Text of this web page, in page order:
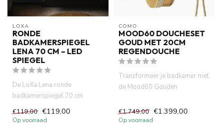
LOXA
RONDE
BADKAMERSPIEGEL
LENA 70 CM – LED
SPIEGEL
De LoXa Lena ronde
badkamerspiegel 70 cm
combineert een elegant design
met dimba...
€119,00 €119,00
Op voorraad
COMO
MOOD60 DOUCHESET
GOUD MET 20CM
REGENDOUCHE
Transformeer je badkamer met
de Mood60 Gouden
20 ...
€1.749,00 €1.399,00
Op voorraad